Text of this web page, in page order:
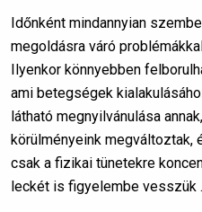
Időnként mindannyian
megoldásra váró
Ilyenkor könnyebben
ami betegségek
látható megnyilvánulása
körülményeink megváltoztak,
csak a fizikai tünetekre
leckét is figyelembe vesszük